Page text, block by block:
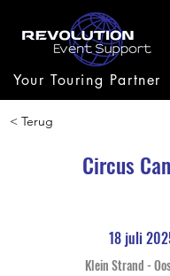
Your Touring Partner
< Terug
Circus
18 juli
Klein Strand -